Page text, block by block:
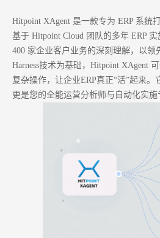
Hitpoint XAgent 是一款专为 ERP 系统
基于 Hitpoint Cloud 团队的多年 ERP
400 家企业客户业务的深刻理解，以领
Harness技术为基础，Hitpoint XAgent
复杂操作，让企业ERP真正“活”起来。
更是您的全能运营分析师与自动化实施